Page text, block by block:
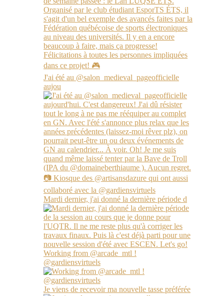
J'ai été au @salon_medieval_pageofficielle
aujou
Mardi dernier, j'ai donné la dernière période d
Working from @arcade_mtl !
@gardiensvirtuels
Je viens de recevoir ma nouvelle tasse préférée